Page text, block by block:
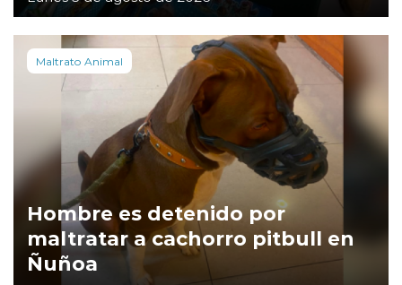
Maltrato Animal
Hombre es detenido por
maltratar a cachorro pitbull en
Ñuñoa